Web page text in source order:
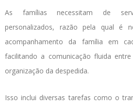
As famílias necessitam de
personalizados, razão pela qual é
acompanhamento da família em
facilitando a comunicação fluida
organização da despedida.
Isso inclui diversas tarefas como o